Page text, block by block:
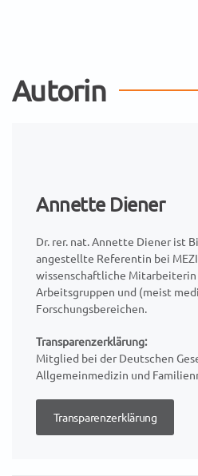
Autorin
Annette Diener
Dr. rer. nat. Annette Diener ist
angestellte Referentin bei
wissenschaftliche Mitarbeiterin
Arbeitsgruppen und (meist
Forschungsbereichen.
Transparenzerklärung:
Mitglied bei der Deutschen
Allgemeinmedizin und
Transparenzerklärung